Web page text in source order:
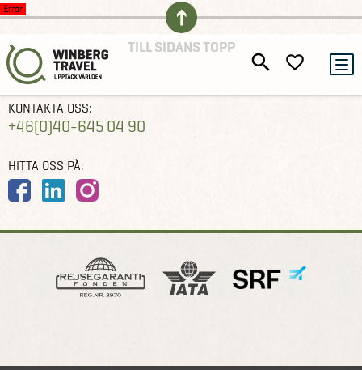
Error
TILL SIDANS TOPP
KONTAKTA OSS:
+46(0)40-645 04 90
HITTA OSS PÅ: